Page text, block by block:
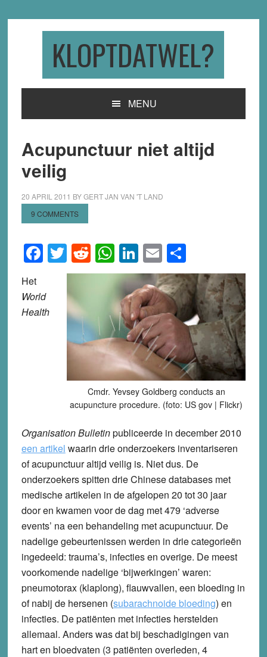
KLOPTDATWEL?
MENU
Acupunctuur niet altijd
veilig
20 APRIL 2011 BYGERT JAN VAN 'T LAND
9 COMMENTS
Facebook
Twitter
Reddit
WhatsApp
LinkedIn
EmailShare
Cmdr. Yevsey Goldberg conducts an
acupuncture procedure. (foto: US gov | Flickr)
Het
World
Health
Organisation Bulletinpubliceerde in december 2010
een artikel waarin drie onderzoekers inventariseren
of acupunctuur altijd veilig is. Niet dus. De
onderzoekers spitten drie Chinese databases met
medische artikelen in de afgelopen 20 tot 30 jaar
door en kwamen voor de dag met 479 ‘adverse
events’ na een behandeling met acupunctuur. De
nadelige gebeurtenissen werden in drie categorieën
ingedeeld: trauma’s, infecties en overige. De meest
voorkomende nadelige ‘bijwerkingen’ waren:
pneumotorax (klaplong), flauwvallen, een bloeding in
of nabij de hersenen (subarachnoide bloeding) en
infecties. De patiënten met infecties herstelden
allemaal. Anders was dat bij beschadigingen van
hart en bloedvaten (3 patiënten overleden, 4